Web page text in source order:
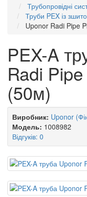
Трубопровідні
Труби PEX із
Uponor Radi Pipe
PEX-A
Radi
(50м)
Виробник: Uponor
Модель: 1008982
Відгуків: 0